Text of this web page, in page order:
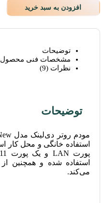
افزودن به سبد خرید
توضیحات
مشخصات فنی محصول
نظرات (9)
توضیحات
می‌کند.